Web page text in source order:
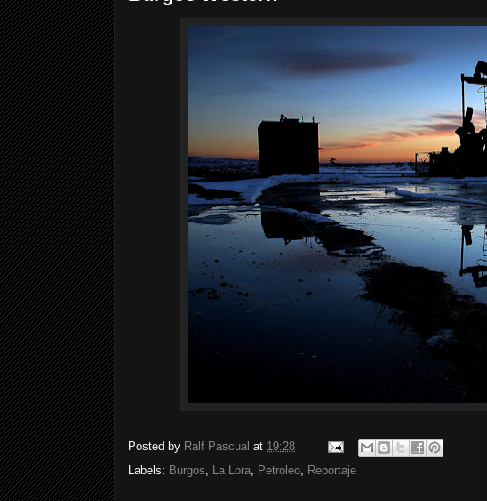
Posted by Ralf Pascual at 19:28
Labels: Burgos, La Lora, Petroleo, Reportaje